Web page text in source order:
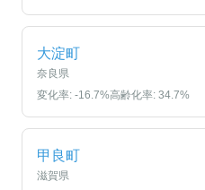
大淀町
奈良県
変化率: -16.7%高齢化率: 34.7%
甲良町
滋賀県